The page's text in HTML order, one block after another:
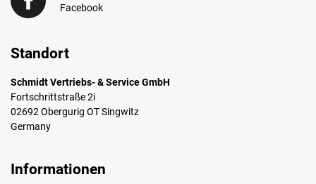
Facebook
Standort
Schmidt Vertriebs- & Service GmbH
Fortschrittstraße 2i
02692 Obergurig OT Singwitz
Germany
Informationen